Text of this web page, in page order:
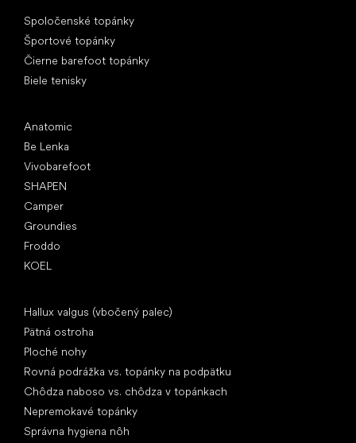
Spoločenské topánky
Športové topánky
Čierne barefoot topánky
Biele tenisky
Anatomic
Be Lenka
Vivobarefoot
SHAPEN
Camper
Groundies
Froddo
KOEL
Hallux valgus (vbočený palec)
Pätná ostroha
Ploché nohy
Rovná podrážka vs. topánky na podpätku
Chôdza naboso vs. chôdza v topánkach
Nepremokavé topánky
Správna hygiena nôh